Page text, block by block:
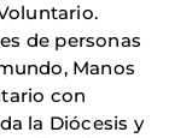
de personas
Manos
con
la Diócesis y